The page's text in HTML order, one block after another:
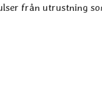
från utrustning